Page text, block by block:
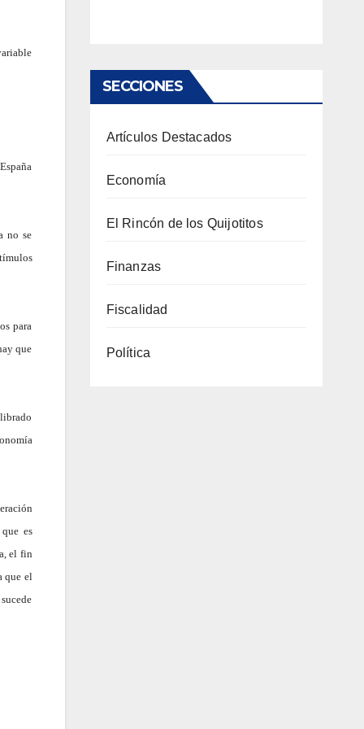
no se
para
que
es
el fin
que el
SECCIONES
Artículos Destacados
Economía
El Rincón de los Quijotitos
Finanzas
Fiscalidad
Política